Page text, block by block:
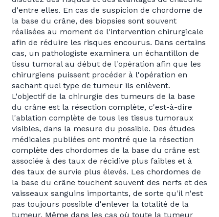
d'entre elles. En cas de suspicion de chordome de
la base du crâne, des biopsies sont souvent
réalisées au moment de l'intervention chirurgicale
afin de réduire les risques encourus. Dans certains
cas, un pathologiste examinera un échantillon de
tissu tumoral au début de l'opération afin que les
chirurgiens puissent procéder à l'opération en
sachant quel type de tumeur ils enlèvent.
L'objectif de la chirurgie des tumeurs de la base
du crâne est la résection complète, c'est-à-dire
l'ablation complète de tous les tissus tumoraux
visibles, dans la mesure du possible. Des études
médicales publiées ont montré que la résection
complète des chordomes de la base du crâne est
associée à des taux de récidive plus faibles et à
des taux de survie plus élevés. Les chordomes de
la base du crâne touchent souvent des nerfs et des
vaisseaux sanguins importants, de sorte qu'il n'est
pas toujours possible d'enlever la totalité de la
tumeur. Même dans les cas où toute la tumeur